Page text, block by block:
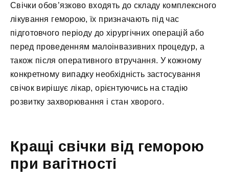
Свічки обов’язково входять до складу комплексного
лікування геморою, їх призначають під час
підготовчого періоду до хірургічних операцій або
перед проведенням малоінвазивних процедур, а
також після оперативного втручання. У кожному
конкретному випадку необхідність застосування
свічок вирішує лікар, орієнтуючись на стадію
розвитку захворювання і стан хворого.
Кращі свічки від геморою
при вагітності